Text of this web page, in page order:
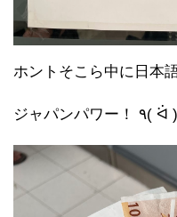
ホントそこら中に日本